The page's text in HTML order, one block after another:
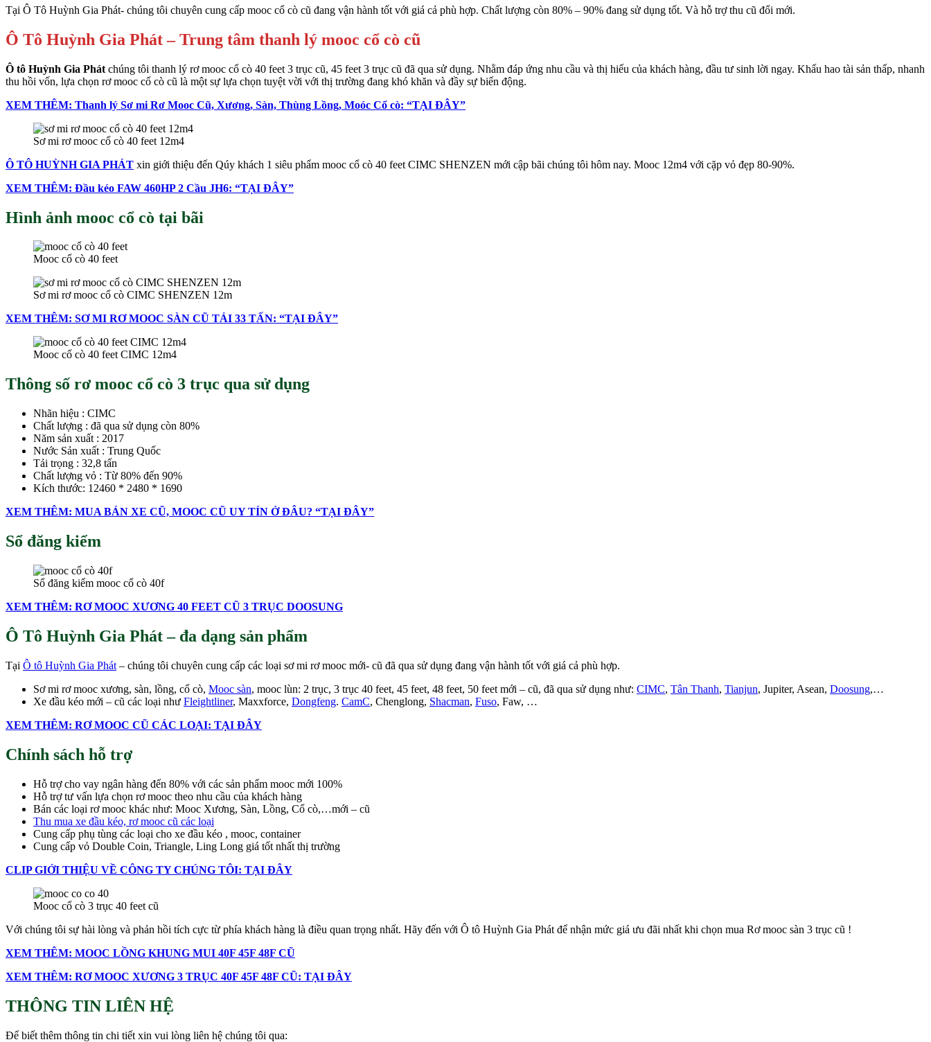
Tại Ô Tô Huỳnh Gia Phát- chúng tôi chuyên cung cấp mooc cổ cò cũ đang vận hành tốt với giá cả phù hợp. Chất lượng còn 80% – 90% đang sử dụng tốt. Và hỗ trợ thu cũ đổi mới.
Ô Tô Huỳnh Gia Phát – Trung tâm thanh lý mooc cổ cò cũ
Ô tô Huỳnh Gia Phát chúng tôi thanh lý rơ mooc cổ cò 40 feet 3 trục cũ, 45 feet 3 trục cũ đã qua sử dụng. Nhằm đáp ứng nhu cầu và thị hiếu của khách hàng, đầu tư sinh lời ngay. Khấu hao tài sản thấp, nhanh
thu hồi vốn, lựa chọn rơ mooc cổ cò cũ là một sự lựa chọn tuyệt vời với thị trường đang khó khăn và đầy sự biến động.
XEM THÊM: Thanh lý Sơ mi Rơ Mooc Cũ, Xương, Sàn, Thùng Lồng, Moóc Cổ cò: “TẠI ĐÂY”
Sơ mi rơ mooc cổ cò 40 feet 12m4
Ô TÔ HUỲNH GIA PHÁT xin giới thiệu đến Qúy khách 1 siêu phẩm mooc cổ cò 40 feet CIMC SHENZEN mới cập bãi chúng tôi hôm nay. Mooc 12m4 với cặp vỏ đẹp 80-90%.
XEM THÊM: Đầu kéo FAW 460HP 2 Cầu JH6: “TẠI ĐÂY”
Hình ảnh mooc cổ cò tại bãi
Mooc cổ cò 40 feet
Sơ mi rơ mooc cổ cò CIMC SHENZEN 12m
XEM THÊM: SƠ MI RƠ MOOC SÀN CŨ TẢI 33 TẤN: “TẠI ĐÂY”
Mooc cổ cò 40 feet CIMC 12m4
Thông số rơ mooc cổ cò 3 trục qua sử dụng
Nhãn hiệu : CIMC
Chất lượng : đã qua sử dụng còn 80%
Năm sản xuất : 2017
Nước Sản xuất : Trung Quốc
Tải trọng : 32,8 tấn
Chất lượng vỏ : Từ 80% đến 90%
Kích thước: 12460 * 2480 * 1690
XEM THÊM: MUA BÁN XE CŨ, MOOC CŨ UY TÍN Ở ĐÂU? “TẠI ĐÂY”
Sổ đăng kiểm
Sổ đăng kiểm mooc cổ cò 40f
XEM THÊM: RƠ MOOC XƯƠNG 40 FEET CŨ 3 TRỤC DOOSUNG
Ô Tô Huỳnh Gia Phát – đa dạng sản phẩm
Tại Ô tô Huỳnh Gia Phát – chúng tôi chuyên cung cấp các loại sơ mi rơ mooc mới- cũ đã qua sử dụng đang vận hành tốt với giá cả phù hợp.
Sơ mi rơ mooc xương, sàn, lồng, cổ cò, Mooc sàn, mooc lùn: 2 trục, 3 trục 40 feet, 45 feet, 48 feet, 50 feet mới – cũ, đã qua sử dụng như: CIMC, Tân Thanh, Tianjun, Jupiter, Asean, Doosung,…
Xe đầu kéo mới – cũ các loại như Fleightliner, Maxxforce, Dongfeng. CamC, Chenglong, Shacman, Fuso, Faw, …
XEM THÊM: RƠ MOOC CŨ CÁC LOẠI: TẠI ĐÂY
Chính sách hỗ trợ
Hỗ trợ cho vay ngân hàng đến 80% với các sản phẩm mooc mới 100%
Hỗ trợ tư vấn lựa chọn rơ mooc theo nhu cầu của khách hàng
Bán các loại rơ mooc khác như: Mooc Xương, Sàn, Lồng, Cổ cò,…mới – cũ
Thu mua xe đầu kéo, rơ mooc cũ các loại
Cung cấp phụ tùng các loại cho xe đầu kéo , mooc, container
Cung cấp vỏ Double Coin, Triangle, Ling Long giá tốt nhất thị trường
CLIP GIỚI THIỆU VỀ CÔNG TY CHÚNG TÔI: TẠI ĐÂY
Mooc cổ cò 3 trục 40 feet cũ
Với chúng tôi sự hài lòng và phản hồi tích cực từ phía khách hàng là điều quan trọng nhất. Hãy đến với Ô tô Huỳnh Gia Phát để nhận mức giá ưu đãi nhất khi chọn mua Rơ mooc sàn 3 trục cũ !
XEM THÊM: MOOC LỒNG KHUNG MUI 40F 45F 48F CŨ
XEM THÊM: RƠ MOOC XƯƠNG 3 TRỤC 40F 45F 48F CŨ: TẠI ĐÂY
THÔNG TIN LIÊN HỆ
Để biết thêm thông tin chi tiết xin vui lòng liên hệ chúng tôi qua: